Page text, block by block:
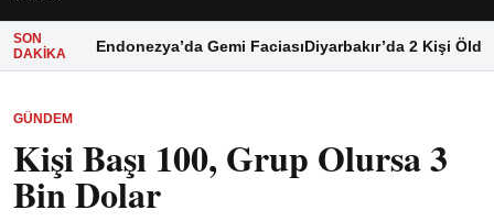
SON
DAKIKA
Endonezya’da Gemi FaciasıDiyarbakır’da 2 Kişi Öldü
GÜNDEM
Kişi Başı 100, Grup Olursa 3
Bin Dolar